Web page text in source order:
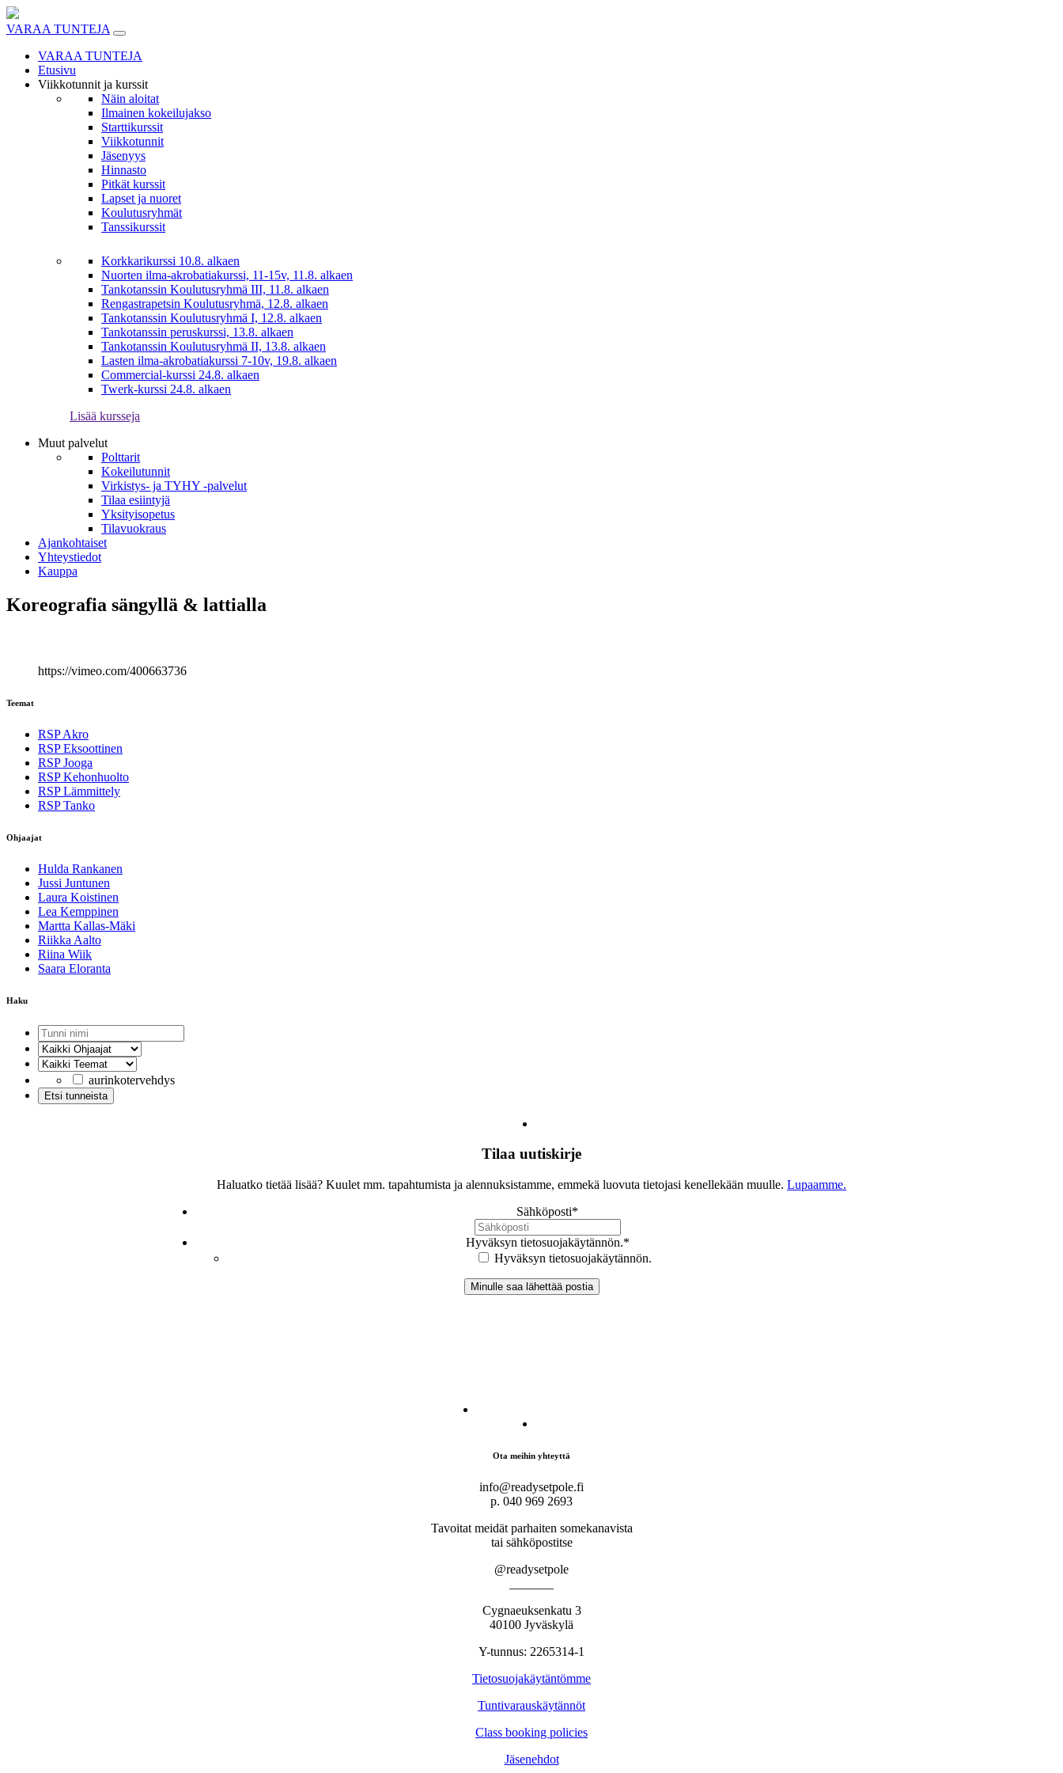
Skip
to
VARAA TUNTEJA
VARAA TUNTEJA
Etusivu
Viikkotunnit ja kurssit
Näin aloitat
Ilmainen kokeilujakso
Starttikurssit
Viikkotunnit
Jäsenyys
Hinnasto
Pitkät kurssit
Lapset ja nuoret
Koulutusryhmät
Tanssikurssit
Korkkarikurssi 10.8. alkaen
Nuorten ilma-akrobatiakurssi, 11-15v, 11.8. alkaen
Tankotanssin Koulutusryhmä III, 11.8. alkaen
Rengastrapetsin Koulutusryhmä, 12.8. alkaen
Tankotanssin Koulutusryhmä I, 12.8. alkaen
Tankotanssin peruskurssi, 13.8. alkaen
Tankotanssin Koulutusryhmä II, 13.8. alkaen
Lasten ilma-akrobatiakurssi 7-10v, 19.8. alkaen
Commercial-kurssi 24.8. alkaen
Twerk-kurssi 24.8. alkaen
Lisää kursseja
Muut palvelut
Polttarit
Kokeilutunnit
Virkistys- ja TYHY -palvelut
Tilaa esiintyjä
Yksityisopetus
Tilavuokraus
Ajankohtaiset
Yhteystiedot
Kauppa
Koreografia sängyllä & lattialla
https://vimeo.com/400663736
Teemat
RSP Akro
RSP Eksoottinen
RSP Jooga
RSP Kehonhuolto
RSP Lämmittely
RSP Tanko
Ohjaajat
Hulda Rankanen
Jussi Juntunen
Laura Koistinen
Lea Kemppinen
Martta Kallas-Mäki
Riikka Aalto
Riina Wiik
Saara Eloranta
Haku
aurinkotervehdys
Tilaa uutiskirje
Haluatko tietää lisää? Kuulet mm. tapahtumista ja alennuksistamme, emmekä luovuta tietojasi kenellekään muulle. Lupaamme.
Sähköposti*
Hyväksyn tietosuojakäytännön.*
Hyväksyn tietosuojakäytännön.
Ota meihin yhteyttä
info@readysetpole.fi
p. 040 969 2693
Tavoitat meidät parhaiten somekanavista
tai sähköpostitse
@readysetpole
Cygnaeuksenkatu 3
40100 Jyväskylä
Y-tunnus: 2265314-1
Tietosuojakäytäntömme
Tuntivarauskäytännöt
Class booking policies
Jäsenehdot